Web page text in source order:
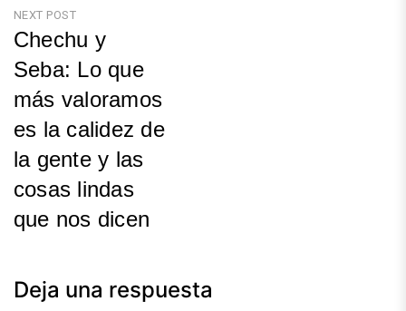
NEXT POST
Chechu y
Seba: Lo que
más valoramos
es la calidez de
la gente y las
cosas lindas
que nos dicen
Deja una respuesta